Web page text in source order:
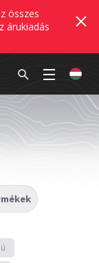
összes
árukiadás